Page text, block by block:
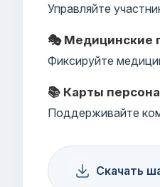
Управляйте
🎭 Медицинские
Фиксируйте
📚 Карты
Поддерживайте
Скачать